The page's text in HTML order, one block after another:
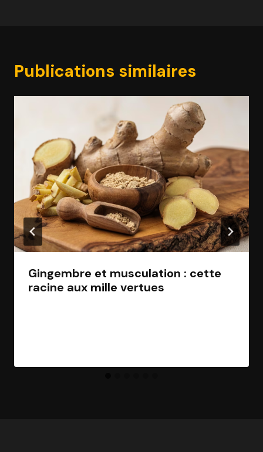
Publications similaires
Gingembre et musculation : cette
racine aux mille vertues